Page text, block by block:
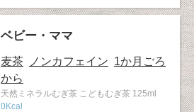
ベビー・ママ
麦茶 ノンカフェイン 1か月ごろ
から
天然ミネラルむぎ茶 こどもむぎ茶 125ml
0Kcal